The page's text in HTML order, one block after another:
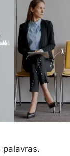
palavras.